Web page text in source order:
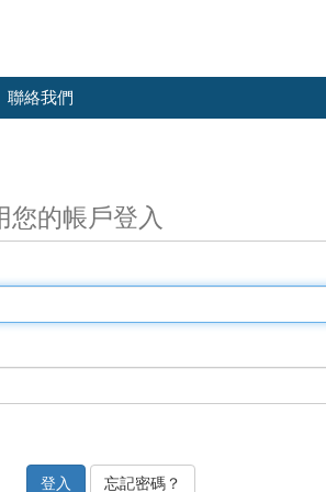
聯絡我們
您的帳戶登入
忘記密碼？